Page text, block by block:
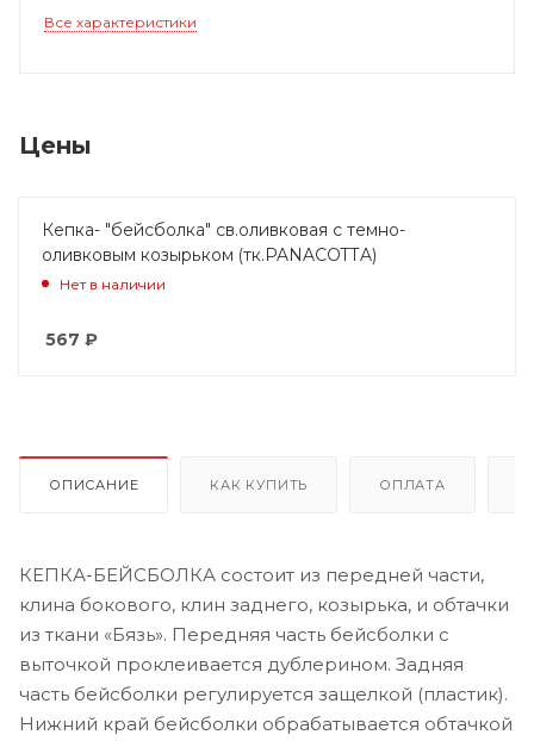
Все характеристики
Цены
Кепка- "бейсболка" св.оливковая с темно-
оливковым козырьком (тк.PANACOTTA)
Нет в наличии
567 ₽
ОПИСАНИЕ КАК КУПИТЬ ОПЛАТА
КЕПКА-БЕЙСБОЛКА состоит из передней части,
клина бокового, клин заднего, козырька, и обтачки
из ткани «Бязь». Передняя часть бейсболки с
выточкой проклеивается дублерином. Задняя
часть бейсболки регулируется защелкой (пластик).
Нижний край бейсболки обрабатывается обтачкой